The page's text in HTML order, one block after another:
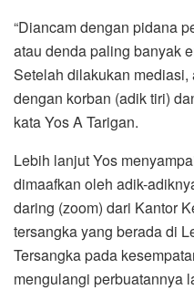
“Diancam dengan pidana
atau denda paling banyak
Setelah dilakukan
dengan korban (adik tiri)
kata Yos A Tarigan.
Lebih lanjut Yos
dimaafkan oleh adik-
daring (zoom) dari Kantor
tersangka yang berada di
Tersangka pada
mengulangi perbuatannya